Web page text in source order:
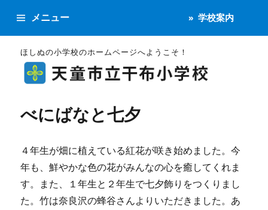
ほしぬの小学校のホームページへようこそ！
メニュー 学校案内
べにばなと七夕
４年生が畑に植えている紅花が咲き始めました。今
年も、鮮やかな色の花がみんなの心を癒してくれま
す。また、１年生と２年生で七夕飾りをつくりまし
た。竹は奈良沢の蜂谷さんよりいただきました。あ